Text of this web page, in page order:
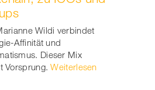
Wildi verbindet
Affinität und
Dieser Mix
Vorsprung. Weiterlesen